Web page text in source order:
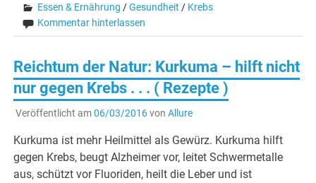
Essen & Ernährung /Gesundheit / Krebs
Kommentar hinterlassen
Reichtum der Natur: Kurkuma – hilft nicht
nur gegen Krebs . . . ( Rezepte )
Veröffentlicht am06/03/2016von Allure
Kurkuma ist mehr Heilmittel als Gewürz. Kurkuma hilft
gegen Krebs, beugt Alzheimer vor, leitet Schwermetalle
aus, schützt vor Fluoriden, heilt die Leber und ist